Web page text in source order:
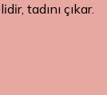
tadını çıkar.